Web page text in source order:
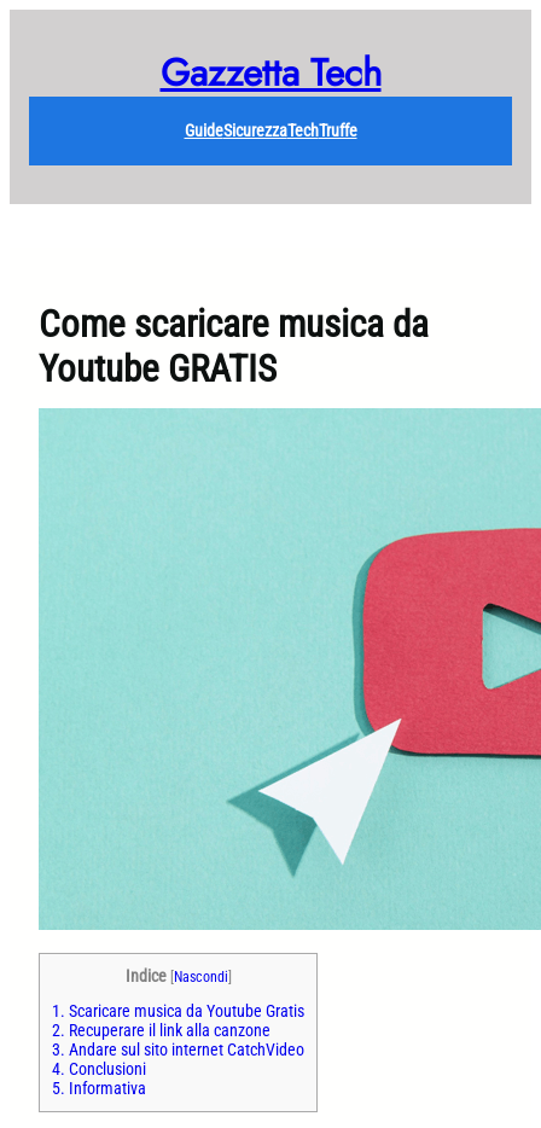
Gazzetta Tech
GuideSicurezzaTechTruffe
Come scaricare musica da
Youtube GRATIS
Indice [Nascondi]
1. Scaricare musica da Youtube Gratis
2. Recuperare il link alla canzone
3. Andare sul sito internet CatchVideo
4. Conclusioni
5. Informativa